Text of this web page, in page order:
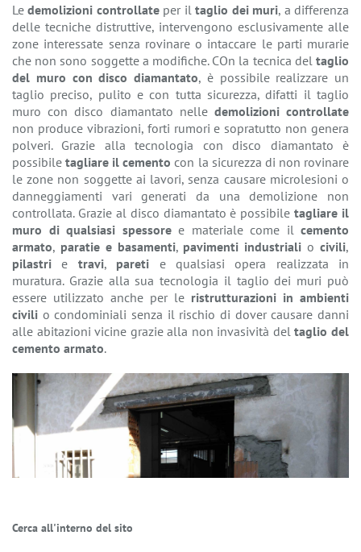
Ledemolizioni controllateper iltaglio dei muri, a differenza
delle tecniche distruttive, intervengono esclusivamente alle
zone interessate senza rovinare o intaccare le parti murarie
che non sono soggette a modifiche. COn la tecnica del taglio
del muro con disco diamantato, è possibile realizzare un
taglio preciso, pulito e con tutta sicurezza, difatti il taglio
muro con disco diamantato nelle demolizioni controllate
non produce vibrazioni, forti rumori e sopratutto non genera
polveri. Grazie alla tecnologia con disco diamantato è
possibiletagliare il cemento con la sicurezza di non rovinare
le zone non soggette ai lavori, senza causare microlesioni o
danneggiamenti vari generati da una demolizione non
controllata. Grazie al disco diamantato è possibiletagliare il
muro di qualsiasi spessoree materiale come il cemento
armato, paratie e basamenti, pavimenti industriali ocivili,
pilastri e travi, pareti e qualsiasi opera realizzata in
muratura. Grazie alla sua tecnologia il taglio dei muri può
essere utilizzato anche per le ristrutturazioni in ambienti
civili o condominiali senza il rischio di dover causare danni
alle abitazioni vicine grazie alla non invasività deltaglio del
cemento armato.
Cerca all'interno del sito